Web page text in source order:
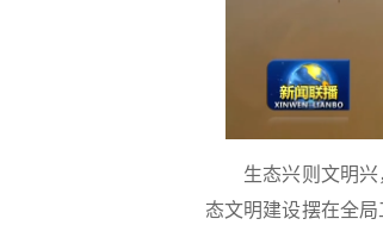
生态兴则文明兴，
态文明建设摆在全